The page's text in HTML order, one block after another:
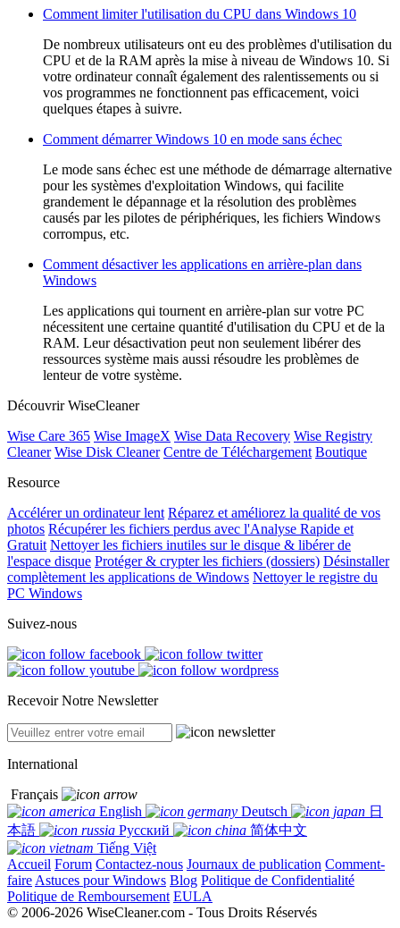
Comment limiter l'utilisation du CPU dans Windows 10
De nombreux utilisateurs ont eu des problèmes d'utilisation du
CPU et de la RAM après la mise à niveau de Windows 10. Si
votre ordinateur connaît également des ralentissements ou si
vos programmes ne fonctionnent pas efficacement, voici
quelques étapes à suivre.
Comment démarrer Windows 10 en mode sans échec
Le mode sans échec est une méthode de démarrage alternative
pour les systèmes d'exploitation Windows, qui facilite
grandement le dépannage et la résolution des problèmes
causés par les pilotes de périphériques, les fichiers Windows
corrompus, etc.
Comment désactiver les applications en arrière-plan dans
Windows
Les applications qui tournent en arrière-plan sur votre PC
nécessitent une certaine quantité d'utilisation du CPU et de la
RAM. Leur désactivation peut non seulement libérer des
ressources système mais aussi résoudre les problèmes de
lenteur de votre système.
Découvrir WiseCleaner
Wise Care 365 Wise ImageX Wise Data Recovery Wise Registry
Cleaner Wise Disk Cleaner Centre de Téléchargement Boutique
Resource
Accélérer un ordinateur lent Réparez et améliorez la qualité de vos
photos Récupérer les fichiers perdus avec l'Analyse Rapide et
Gratuit Nettoyer les fichiers inutiles sur le disque & libérer de
l'espace disque Protéger & crypter les fichiers (dossiers) Désinstaller
complètement les applications de Windows Nettoyer le registre du
PC Windows
Suivez-nous
Recevoir Notre Newsletter
International
Français
English
Deutsch
日
本語
Русский
简体中文
Tiếng Việt
Accueil Forum Contactez-nous Journaux de publication Comment-
faire Astuces pour Windows Blog Politique de Confidentialité
Politique de Remboursement EULA
© 2006-2026 WiseCleaner.com - Tous Droits Réservés